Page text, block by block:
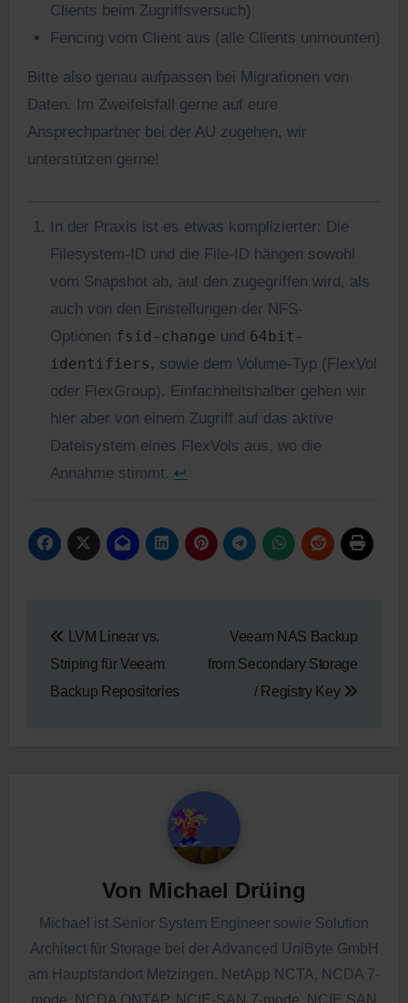
Clients beim Zugriffsversuch)
Fencing vom Client aus (alle Clients unmounten)
Bitte also genau aufpassen bei Migrationen von
Daten. Im Zweifelsfall gerne auf eure
Ansprechpartner bei der AU zugehen, wir
unterstützen gerne!
In der Praxis ist es etwas komplizierter: Die
Filesystem-ID und die File-ID hängen sowohl
vom Snapshot ab, auf den zugegriffen wird, als
auch von den Einstellungen der NFS-
Optionen fsid-change und 64bit-
identifiers , sowie dem Volume-Typ (FlexVol
oder FlexGroup). Einfachheitshalber gehen wir
hier aber von einem Zugriff auf das aktive
Dateisystem eines FlexVols aus, wo die
Annahme stimmt. ↩︎
LVM Linear vs.
Striping für Veeam
Backup Repositories
Veeam NAS Backup
from Secondary Storage
/ Registry Key
Von Michael Drüing
Michael ist Senior System Engineer sowie Solution
Architect für Storage bei der Advanced UniByte GmbH
am Hauptstandort Metzingen. NetApp NCTA, NCDA 7-
mode, NCDA ONTAP, NCIE-SAN 7-mode, NCIE SAN